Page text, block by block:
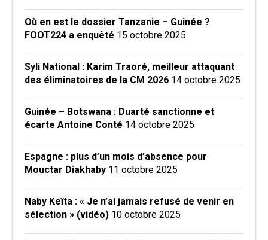
Où en est le dossier Tanzanie – Guinée ?
FOOT224 a enquêté 15 octobre 2025
Syli National : Karim Traoré, meilleur attaquant
des éliminatoires de la CM 2026 14 octobre 2025
Guinée – Botswana : Duarté sanctionne et
écarte Antoine Conté 14 octobre 2025
Espagne : plus d’un mois d’absence pour
Mouctar Diakhaby 11 octobre 2025
Naby Keïta : « Je n’ai jamais refusé de venir en
sélection » (vidéo) 10 octobre 2025